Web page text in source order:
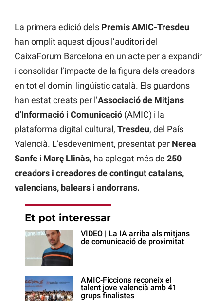
La primera edició dels Premis AMIC-Tresdeu
han omplit aquest dijous l’auditori del
CaixaForum Barcelona en un acte per a expandir
i consolidar l’impacte de la figura dels creadors
en tot el domini lingüístic català. Els guardons
han estat creats per l’Associació de Mitjans
d’Informació i Comunicació (AMIC) i la
plataforma digital cultural, Tresdeu, del País
Valencià. L’esdeveniment, presentat per Nerea
Sanfe i Març Llinàs, ha aplegat més de 250
creadors i creadores de contingut catalans,
valencians, balears i andorrans.
Et pot interessar
VÍDEO | La IA arriba als mitjans
de comunicació de proximitat
AMIC-Ficcions reconeix el
talent jove valencià amb 41
grups finalistes